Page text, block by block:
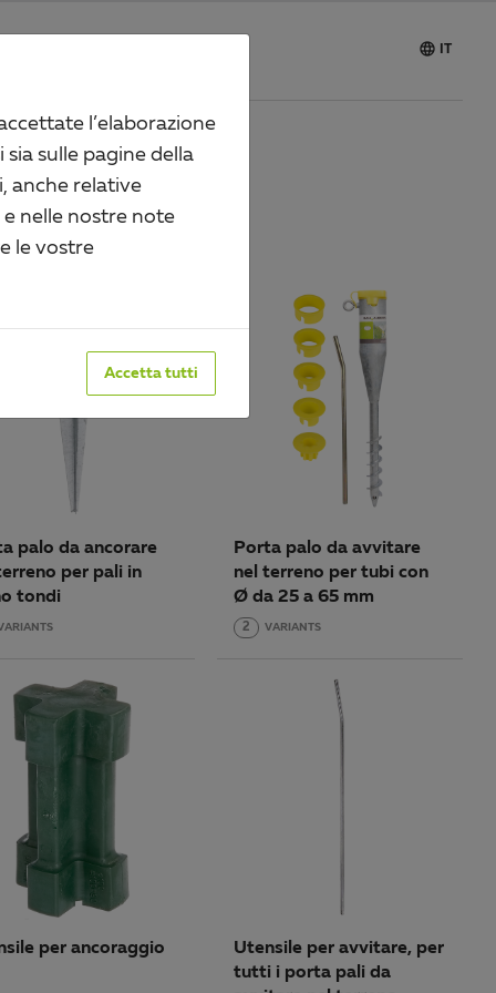
l’elaborazione
sulle pagine della
anche relative
nelle nostre note
le vostre
Accetta tutti
 IT
E AVVITARE
palo da ancorare
per pali in
tondi
Porta palo da avvitare
nel terreno per tubi con
Ø da 25 a 65 mm
2 VARIANTS
per ancoraggio
Utensile per avvitare, per
tutti i porta pali da